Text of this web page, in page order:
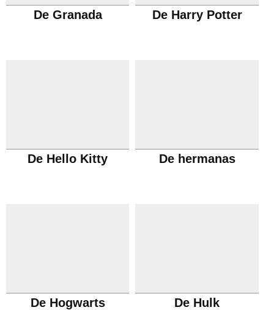
De Granada De Harry Potter
De Hello Kitty De hermanas
De Hogwarts De Hulk